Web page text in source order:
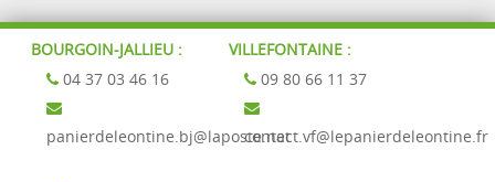
BOURGOIN-JALLIEU :
04 37 03 46 16
panierdeleontine.bj@laposte.net
VILLEFONTAINE :
09 80 66 11 37
contact.vf@lepanierdeleontine.fr